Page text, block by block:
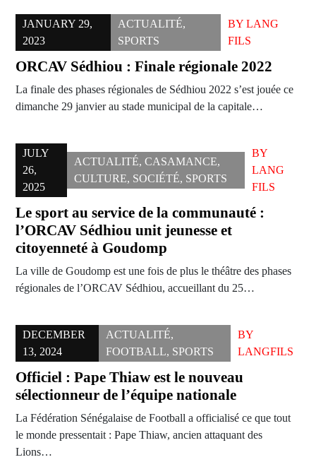
JANUARY 29,
2023
ACTUALITÉ,
SPORTS
BY LANG
FILS
ORCAV Sédhiou : Finale régionale 2022
La finale des phases régionales de Sédhiou 2022 s’est jouée ce
dimanche 29 janvier au stade municipal de la capitale…
JULY
26,
2025
ACTUALITÉ, CASAMANCE,
CULTURE, SOCIÉTÉ, SPORTS
BY
LANG
FILS
Le sport au service de la communauté :
l’ORCAV Sédhiou unit jeunesse et
citoyenneté à Goudomp
La ville de Goudomp est une fois de plus le théâtre des phases
régionales de l’ORCAV Sédhiou, accueillant du 25…
DECEMBER
13, 2024
ACTUALITÉ,
FOOTBALL, SPORTS
BY
LANGFILS
Officiel : Pape Thiaw est le nouveau
sélectionneur de l’équipe nationale
La Fédération Sénégalaise de Football a officialisé ce que tout
le monde pressentait : Pape Thiaw, ancien attaquant des
Lions…